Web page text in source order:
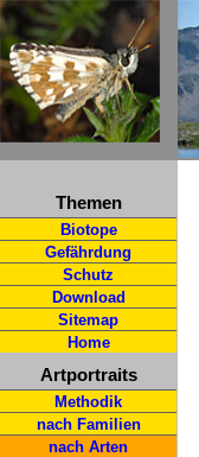
Themen
Biotope
Gefährdung
Schutz
Download
Sitemap
Home
Artportraits
Methodik
nach Familien
nach Arten